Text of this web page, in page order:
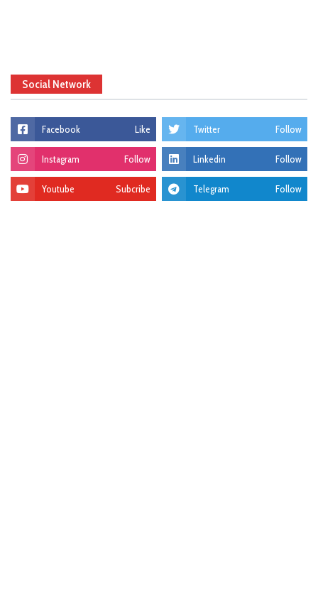
Social Network
Facebook Like Twitter Follow
Instagram Follow Linkedin Follow
Youtube Subcribe Telegram Follow